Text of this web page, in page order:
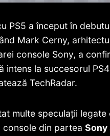
PS5 a început în
Mark Cerny,
console Sony, a
intens la succesorul
TechRadar.
multe speculații legate
console din partea Sony